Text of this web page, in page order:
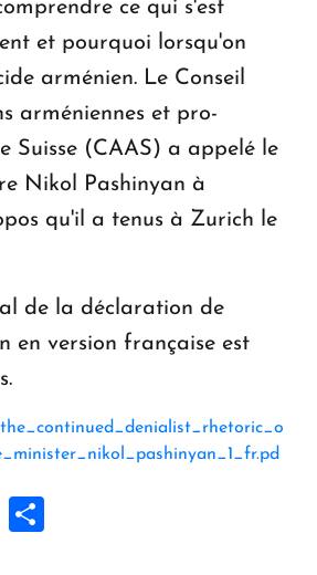
ce qui s'est
et pourquoi lorsqu'on
arménien. Le Conseil
arméniennes et pro-
Suisse (CAAS) a appelé le
Nikol Pashinyan à
qu'il a tenus à Zurich le
de la déclaration de
en version française est
Pinterest